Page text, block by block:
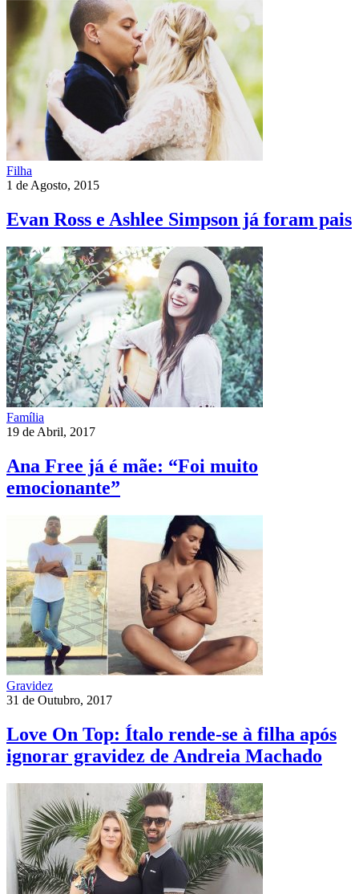
Filha
1 de Agosto, 2015
Evan Ross e Ashlee Simpson já foram pais
Família
19 de Abril, 2017
Ana Free já é mãe: “Foi muito
emocionante”
Gravidez
31 de Outubro, 2017
Love On Top: Ítalo rende-se à filha após
ignorar gravidez de Andreia Machado